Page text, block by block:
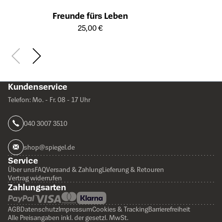
Freunde fürs Leben
Öffnet die Detailseite des Produkts
25,00 €
Kundenservice
Telefon: Mo. - Fr. 08 - 17 Uhr
040 3007 3510
shop@spiegel.de
Service
Über unsFAQVersand & ZahlungLieferung & Retouren
Vertrag widerrufen
Zahlungsarten
AGBDatenschutzImpressumCookies & TrackingBarrierefreiheit
Alle Preisangaben inkl. der gesetzl. MwSt.